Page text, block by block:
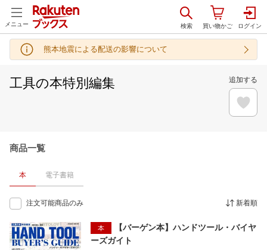
メニュー
熊本地震による配送の影響について
工具の本特別編集 追加する
商品一覧
本 電子書籍
注文可能商品のみ 新着順
本
【バーゲン本】ハンドツール・バイヤ
ーズガイト